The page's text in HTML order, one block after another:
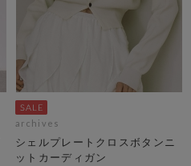
archives
シェルプレートクロスボタンニ
ットカーディガン